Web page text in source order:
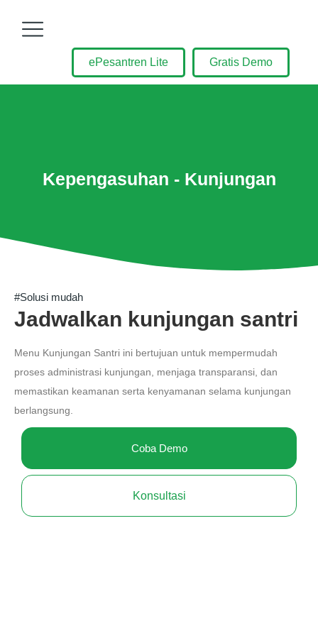
ePesantren Lite Gratis Demo
Kepengasuhan - Kunjungan
#Solusi mudah
Jadwalkan kunjungan santri
Menu Kunjungan Santri ini bertujuan untuk mempermudah
proses administrasi kunjungan, menjaga transparansi, dan
memastikan keamanan serta kenyamanan selama kunjungan
berlangsung.
Coba Demo
Konsultasi